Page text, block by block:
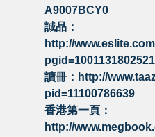
A9007BCY0
誠品：
http://
讀冊：http://
pid=11100786639
香港第一頁：
http://